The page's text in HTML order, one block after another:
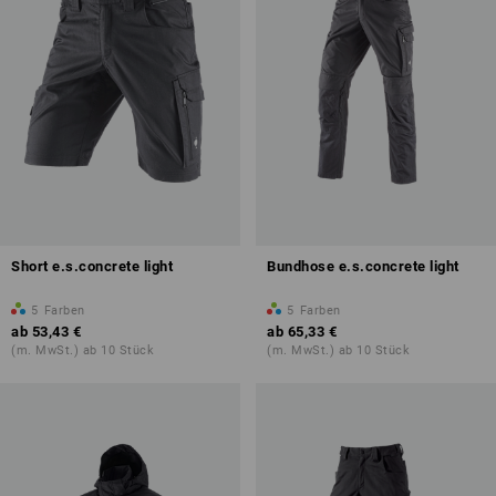
Short e.s.concrete light
5 Farben
ab 53,43 €
(m. MwSt.) ab 10 Stück
Bundhose e.s.concrete light
5 Farben
ab 65,33 €
(m. MwSt.) ab 10 Stück